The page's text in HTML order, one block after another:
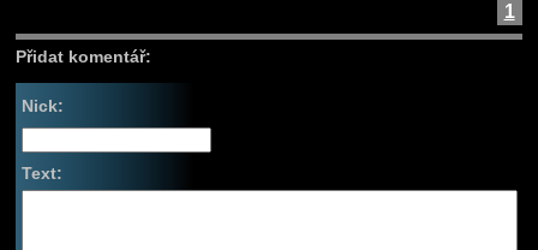
1
Přidat komentář:
Nick:
Text: